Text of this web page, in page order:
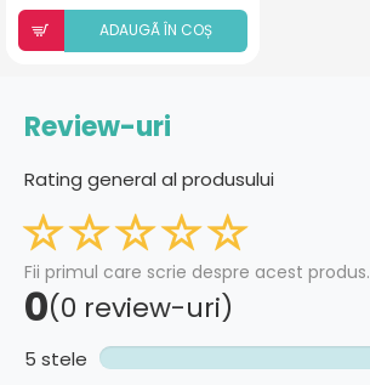
ADAUGÃ ÎN COȘ
Review-uri
Rating general al produsului
Fii primul care scrie despre acest produs.
0(0 review-uri)
5 stele